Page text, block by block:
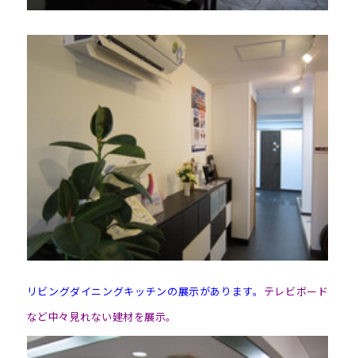
リビングダイニングキッチンの展示があります。 テレビボード
など中々見れない建材を展示。